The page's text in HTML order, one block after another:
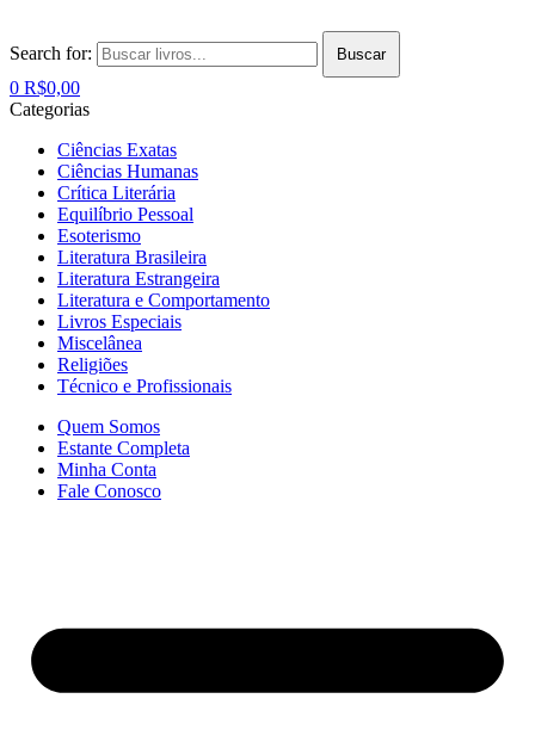
Search for: Buscar
0 R$0,00
Categorias
Ciências Exatas
Ciências Humanas
Crítica Literária
Equilíbrio Pessoal
Esoterismo
Literatura Brasileira
Literatura Estrangeira
Literatura e Comportamento
Livros Especiais
Miscelânea
Religiões
Técnico e Profissionais
Quem Somos
Estante Completa
Minha Conta
Fale Conosco